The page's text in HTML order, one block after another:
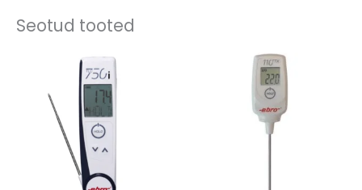
Seotud tooted